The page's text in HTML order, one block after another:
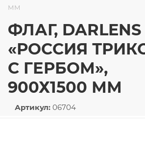
ММ
ФЛАГ, DARLENS
«РОССИЯ
С ГЕРБОМ»,
900Х1500 ММ
Артикул: 06704